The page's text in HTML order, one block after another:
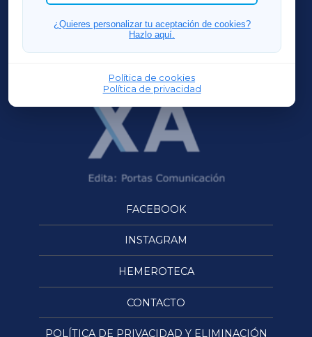
¿Quieres personalizar tu aceptación de cookies?
Hazlo aquí.
Política de cookies
Política de privacidad
FERROLXA
OURENSEXA
FACEBOOK
INSTAGRAM
HEMEROTECA
CONTACTO
POLÍTICA DE PRIVACIDAD Y ELIMINACIÓN